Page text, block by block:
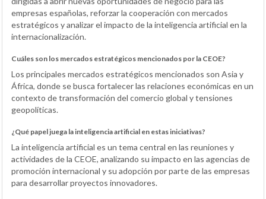
empresas españolas, reforzar la cooperación con mercados
estratégicos y analizar el impacto de la inteligencia artificial en la
internacionalización.
Cuáles son los mercados estratégicos mencionados por la CEOE?
Los principales mercados estratégicos mencionados son Asia y
África, donde se busca fortalecer las relaciones económicas en un
contexto de transformación del comercio global y tensiones
geopolíticas.
¿Qué papel juega la inteligencia artificial en estas iniciativas?
La inteligencia artificial es un tema central en las reuniones y
actividades de la CEOE, analizando su impacto en las agencias de
promoción internacional y su adopción por parte de las empresas
para desarrollar proyectos innovadores.